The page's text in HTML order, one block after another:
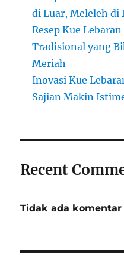
di Luar, Meleleh di
Resep Kue
Tradisional yang
Meriah
Inovasi Kue
Sajian Makin
Recent
Tidak ada